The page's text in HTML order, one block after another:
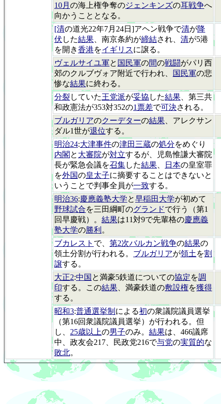
10月 の海上権争奪のジェンキンズの耳戦争へ
向かうこととなる。
[清の道光22年7月24日]アヘン戦争で清が降
伏 した結果 、南京条約が締結され、 清が5港
を開き香港をイギリスに譲る。
ヴェルサイユ軍と 国民軍の間の戦闘がパリ西
郊のクルブヴォア附近で行われ、
国民軍の悲
惨な結果に終わる。
分裂していた王党派が妥協 した結果 、第三共
和政憲法が353対352の1票差で可決される。
ブルガリアのクーデターの結果 、アレクサン
ダル1世が退位する。
明治24:大津事件の津田三蔵の処分をめぐり
内閣 と 大審院が対立するが、児島惟謙大審院
長が緊急会議を召集した結果 日本の皇室罪
を外国の皇太子に摘要することはできないと
いうことで判事全員が一致する。
明治36:慶應義塾大学と早稲田大学が初めて
野球試合を三田綱町のグランドで行う（第1
回早慶戦）。 結果は11対9で先輩格の慶應義
塾大学の勝利 。
ブカレスト で、 第2次バルカン戦争の結果の
領土分割が行われる。 ブルガリアが領土 を割
譲する。
大正2:中国 と満豪5鉄道についての協定を調
印する。この結果 、満豪鉄道の敷設権を獲得
する。
昭和3:普通選挙制 による初の衆議院議員選挙
（第16回衆議院議員選挙）が行われる。但
し、 25歳以上の男子のみ。 結果は、466議席
中、政友会217、民政党216で与党の実質的な
敗北。